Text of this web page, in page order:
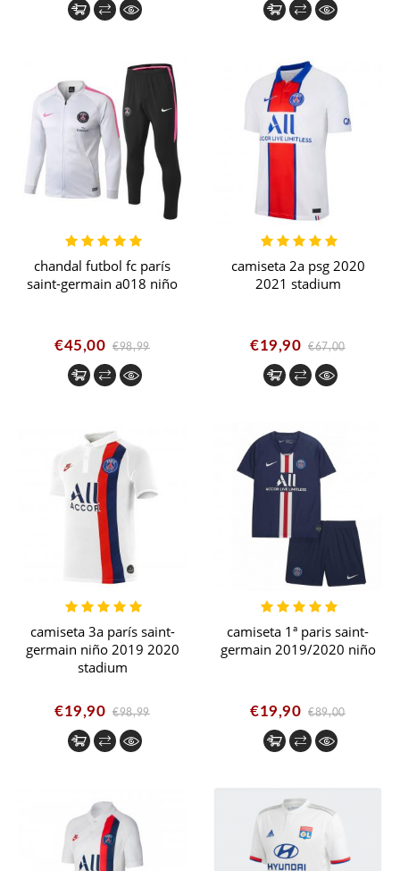
chandal futbol fc parís
saint-germain a018 niño
€45,00 €98,99
camiseta 2a psg 2020
2021 stadium
€19,90 €67,00
camiseta 3a parís saint-
germain niño 2019 2020
stadium
€19,90 €98,99
camiseta 1ª paris saint-
germain 2019/2020 niño
€19,90 €89,00